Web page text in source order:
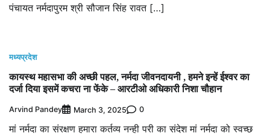
पंचायत नर्मदापुरम श्री सौजान सिंह रावत […]
मध्यप्रदेश
कायस्थ महासभा की अच्छी पहल, नर्मदा जीवनदायनी , हमने इन्हें ईश्वर का
दर्जा दिया इसमें कचरा ना फेंके – आरटीओ अधिकारी निशा चौहान
Arvind Pandey March 3, 2025 0
मां नर्मदा का संरक्षण हमारा कर्तव्य नन्ही परी का संदेश मां नर्मदा को स्वच्छ